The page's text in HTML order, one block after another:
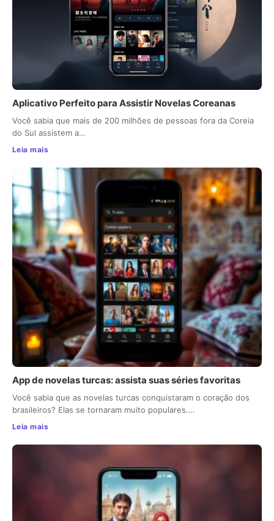
Aplicativo Perfeito para Assistir Novelas Coreanas
Você sabia que mais de 200 milhões de pessoas fora da Coreia
do Sul assistem a…
Leia mais
App de novelas turcas: assista suas séries favoritas
Você sabia que as novelas turcas conquistaram o coração dos
brasileiros? Elas se tornaram muito populares.…
Leia mais